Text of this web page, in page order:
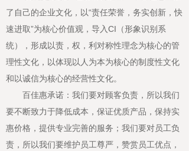
了自己的企业文化，以“责任荣誉，务实创新，快
速进取”为核心价值观，导入CI（形象识别系
统），形成以责，权，利对称性理念为核心的管
理性文化，以体现以人为本为核心的制度性文化
和以诚信为核心的经营性文化。
百佳惠承诺：我们要对顾客负责，所以我们
要不断致力于降低成本，保证优质产品，保持实
惠价格，提供专业完善的服务；我们要对员工负
责，所以我们要维护员工尊严，赞赏员工优点，